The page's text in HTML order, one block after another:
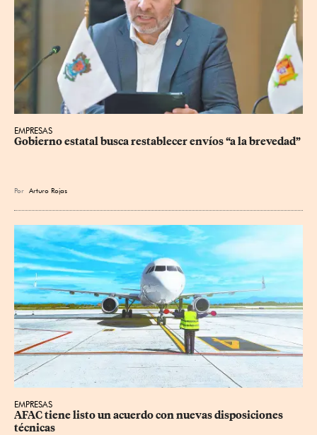
EMPRESAS
Gobierno estatal busca restablecer envíos “a la brevedad”
Por Arturo Rojas
EMPRESAS
AFAC tiene listo un acuerdo con nuevas disposiciones
técnicas